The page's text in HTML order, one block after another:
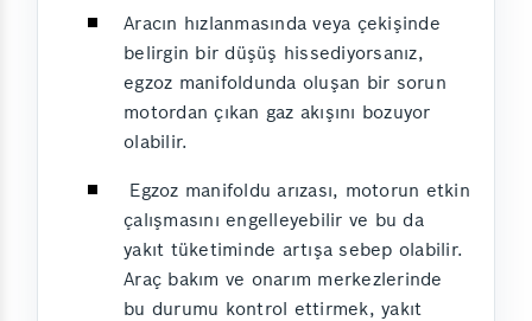
Aracın hızlanmasında veya çekişinde
belirgin bir düşüş hissediyorsanız,
egzoz manifoldunda oluşan bir sorun
motordan çıkan gaz akışını bozuyor
olabilir.
Egzoz manifoldu arızası, motorun etkin
çalışmasını engelleyebilir ve bu da
yakıt tüketiminde artışa sebep olabilir.
Araç bakım ve onarım merkezlerinde
bu durumu kontrol ettirmek, yakıt